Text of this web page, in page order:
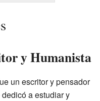
y Humanista
un escritor y pensador
a estudiar y